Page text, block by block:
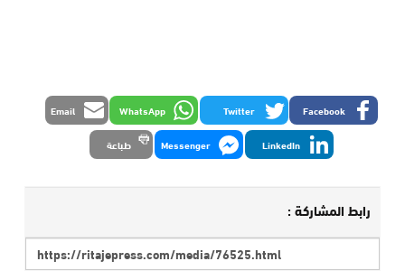
Facebook
Twitter
WhatsApp
Email
LinkedIn
Messenger طباعة
رابط المشاركة :